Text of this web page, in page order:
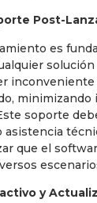
Post-
es
inconveniente
soporte
que el
y